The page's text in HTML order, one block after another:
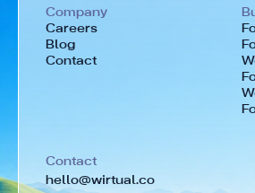
Company
Careers
Blog
Contact
Contact
hello@wirtual.co